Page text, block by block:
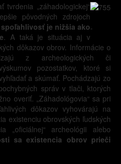
-
„záhadologickej“
pôvodných zdrojoch
je nižšia ako
. A taká je situácia aj v
dôkazov obrov. Informácie o
z archeologických či
pozostatkov, ktoré si
a skúmať. Pochádzajú zo
správ v tlači, ktorých
overiť. „Záhadológovia“ sa pri
dôkazov vyhovárajú na
existenciu obrovských ľudských
„oficiálnej“ archeológii alebo
sa existencia obrov prieči